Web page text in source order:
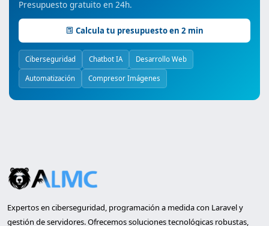
Presupuesto gratuito en 24h.
Calcula tu presupuesto en 2 min
Ciberseguridad Chatbot IA Desarrollo Web
Automatización Compresor Imágenes
Expertos en ciberseguridad, programación a medida con Laravel y
gestión de servidores. Ofrecemos soluciones tecnológicas robustas,